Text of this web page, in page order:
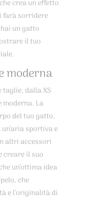
crea un effetto
farà sorridere
un gatto
il tuo
moderna
taglie, dalla XS
moderna. La
del tuo gatto,
sportiva e
altri accessori
creare il suo
un’ottima idea
che
e l’originalità di